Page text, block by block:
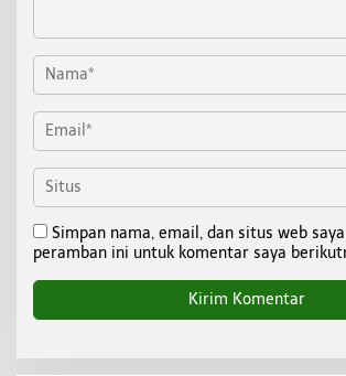
Simpan nama, email, dan situs web
peramban ini untuk komentar saya